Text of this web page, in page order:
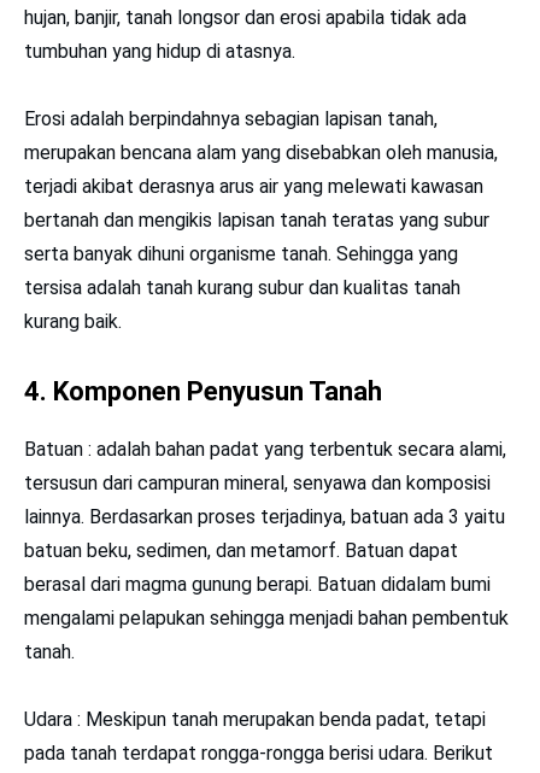
hujan, banjir, tanah longsor dan erosi apabila tidak ada
tumbuhan yang hidup di atasnya.
Erosi adalah berpindahnya sebagian lapisan tanah,
merupakan bencana alam yang disebabkan oleh manusia,
terjadi akibat derasnya arus air yang melewati kawasan
bertanah dan mengikis lapisan tanah teratas yang subur
serta banyak dihuni organisme tanah. Sehingga yang
tersisa adalah tanah kurang subur dan kualitas tanah
kurang baik.
4. Komponen Penyusun Tanah
Batuan : adalah bahan padat yang terbentuk secara alami,
tersusun dari campuran mineral, senyawa dan komposisi
lainnya. Berdasarkan proses terjadinya, batuan ada 3 yaitu
batuan beku, sedimen, dan metamorf. Batuan dapat
berasal dari magma gunung berapi. Batuan didalam bumi
mengalami pelapukan sehingga menjadi bahan pembentuk
tanah.
Udara : Meskipun tanah merupakan benda padat, tetapi
pada tanah terdapat rongga-rongga berisi udara. Berikut